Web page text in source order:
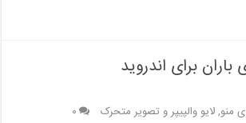
باران برای اندروید
منو,لایو والپیپر و تصویر متحرک ۰